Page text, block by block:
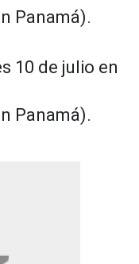
Panamá).
10 de julio en
Panamá).